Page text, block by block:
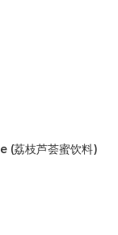
荔枝芦荟蜜饮料)